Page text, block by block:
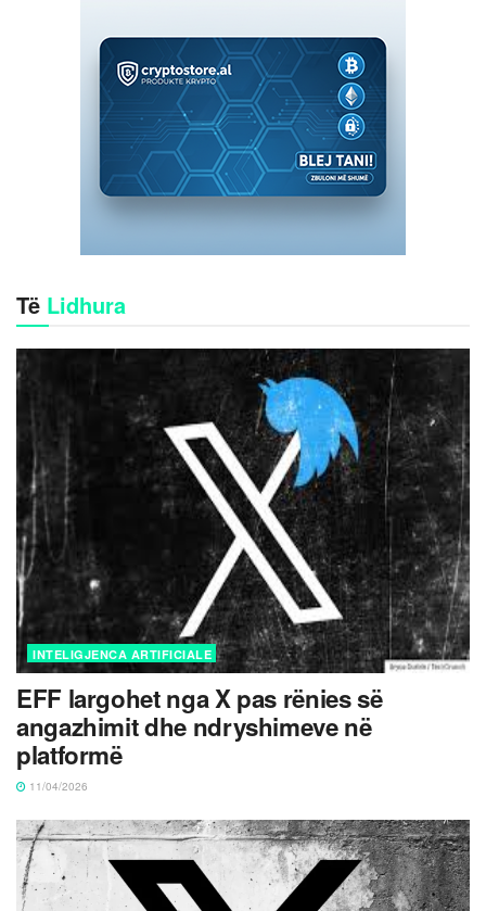
Të Lidhura
INTELIGJENCA ARTIFICIALE
EFF largohet nga X pas rënies së
angazhimit dhe ndryshimeve në
platformë
11/04/2026